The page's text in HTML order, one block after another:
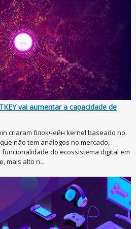
vai aumentar a capacidade de
criaram блокчейн kernel baseado no
não tem análogos no mercado,
do ecossistema digital em
mais alto n...